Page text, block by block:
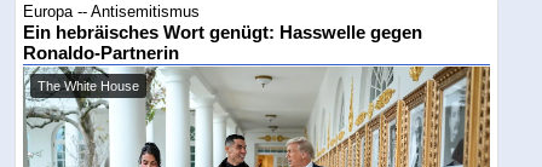
Europa -- Antisemitismus
Ein hebräisches Wort genügt: Hasswelle gegen
Ronaldo-Partnerin
The White House